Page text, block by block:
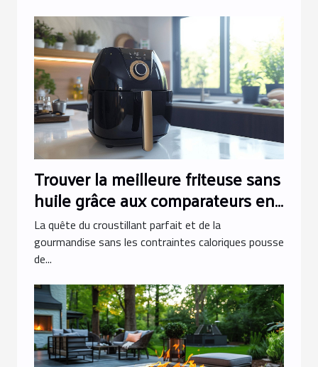
Trouver la meilleure friteuse sans
huile grâce aux comparateurs en
ligne
La quête du croustillant parfait et de la
gourmandise sans les contraintes caloriques pousse
de...